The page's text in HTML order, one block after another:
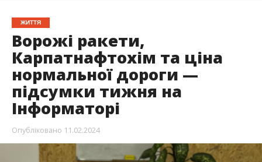
ЖИТТЯ
Ворожі ракети,
Карпатнафтохім та ціна
нормальної дороги —
підсумки тижня на
Інформаторі
Опубліковано 11.02.2024